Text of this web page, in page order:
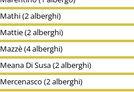
Mathi (2 alberghi)
Mattie (2 alberghi)
Mazzè (4 alberghi)
Meana Di Susa (2 alberghi)
Mercenasco (2 alberghi)